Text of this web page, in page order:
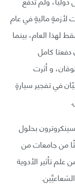
ماليةٍ في عام
لهذا العام، بينما
دفعتا كامل
و أثرت
في تفجير سيارةٍ
بحلول
ستتمكن مجموعةٌ من 260 باحثًا من جامعات من
تأثير الأدوية